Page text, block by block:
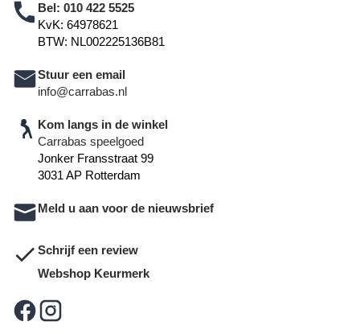
Bel: 010 422 5525
KvK: 64978621
BTW: NL002225136B81
Stuur een email
info@carrabas.nl
Kom langs in de winkel
Carrabas speelgoed
Jonker Fransstraat 99
3031 AP Rotterdam
Meld u aan voor de nieuwsbrief
Schrijf een review
Webshop Keurmerk